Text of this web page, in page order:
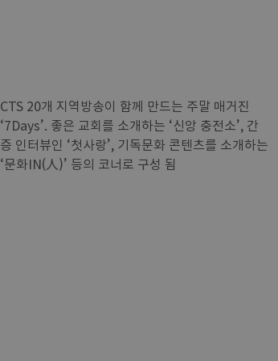
CTS 20개 지역방송이 함께 만드는 주말 매거진
‘7Days’. 좋은 교회를 소개하는 ‘신앙 충전소’, 간
증 인터뷰인 ‘첫사랑’, 기독문화 콘텐츠를 소개하는
‘문화IN(人)’ 등의 코너로 구성 됨